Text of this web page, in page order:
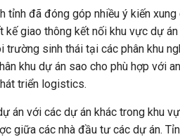
tỉnh đã đóng góp nhiều ý kiến xung
kế giao thông kết nối khu vực dự
trường sinh thái tại các phân khu
khu dự án sao cho phù hợp với
triển logistics.
án với các dự án khác trong khu
giữa các nhà đầu tư các dự án.